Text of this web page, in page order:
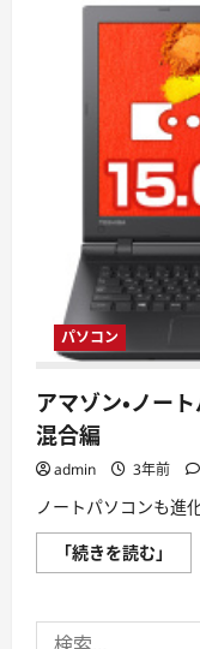
パソコン
アマゾン・ノー
混合編
admin 3年前
ノートパソコンも進
「続きを読む」
マ
ノ